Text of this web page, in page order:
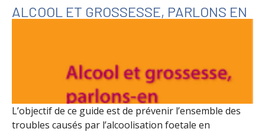
ALCOOL ET GROSSESSE, PARLONS EN
L’objectif de ce guide est de prévenir l’ensemble des
troubles causés par l’alcoolisation foetale en